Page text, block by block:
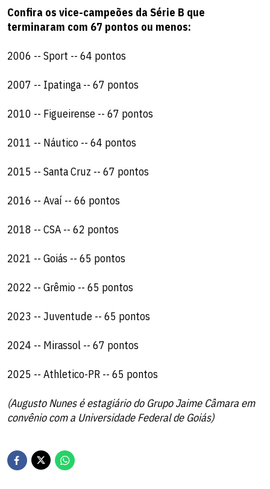
Confira os vice-campeões da Série B que
terminaram com 67 pontos ou menos:
2006 -- Sport -- 64 pontos
2007 -- Ipatinga -- 67 pontos
2010 -- Figueirense -- 67 pontos
2011 -- Náutico -- 64 pontos
2015 -- Santa Cruz -- 67 pontos
2016 -- Avaí -- 66 pontos
2018 -- CSA -- 62 pontos
2021 -- Goiás -- 65 pontos
2022 -- Grêmio -- 65 pontos
2023 -- Juventude -- 65 pontos
2024 -- Mirassol -- 67 pontos
2025 -- Athletico-PR -- 65 pontos
(Augusto Nunes é estagiário do Grupo Jaime Câmara em
convênio com a Universidade Federal de Goiás)